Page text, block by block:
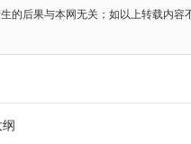
的后果与本网无关；如以上转载内容